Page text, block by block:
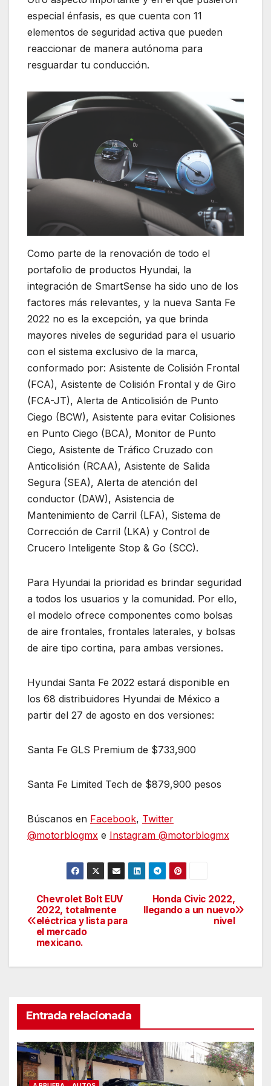
especial énfasis, es que cuenta con 11
elementos de seguridad activa que pueden
reaccionar de manera autónoma para
resguardar tu conducción.
Como parte de la renovación de todo el
portafolio de productos Hyundai, la
integración de SmartSense ha sido uno de los
factores más relevantes, y la nueva Santa Fe
2022 no es la excepción, ya que brinda
mayores niveles de seguridad para el usuario
con el sistema exclusivo de la marca,
conformado por: Asistente de Colisión Frontal
(FCA), Asistente de Colisión Frontal y de Giro
(FCA-JT), Alerta de Anticolisión de Punto
Ciego (BCW), Asistente para evitar Colisiones
en Punto Ciego (BCA), Monitor de Punto
Ciego, Asistente de Tráfico Cruzado con
Anticolisión (RCAA), Asistente de Salida
Segura (SEA), Alerta de atención del
conductor (DAW), Asistencia de
Mantenimiento de Carril (LFA), Sistema de
Corrección de Carril (LKA) y Control de
Crucero Inteligente Stop & Go (SCC).
Para Hyundai la prioridad es brindar seguridad
a todos los usuarios y la comunidad. Por ello,
el modelo ofrece componentes como bolsas
de aire frontales, frontales laterales, y bolsas
de aire tipo cortina, para ambas versiones.
Hyundai Santa Fe 2022 estará disponible en
los 68 distribuidores Hyundai de México a
partir del 27 de agosto en dos versiones:
Santa Fe GLS Premium de $733,900
Santa Fe Limited Tech de $879,900 pesos
Búscanos en Facebook, Twitter
@motorblogmx e Instagram @motorblogmx
Navegación
de
Honda Civic 2022,
llegando a un nuevo
nivel
Chevrolet Bolt EUV
2022, totalmente
eléctrica y lista para
el mercado
mexicano.
Entrada relacionada